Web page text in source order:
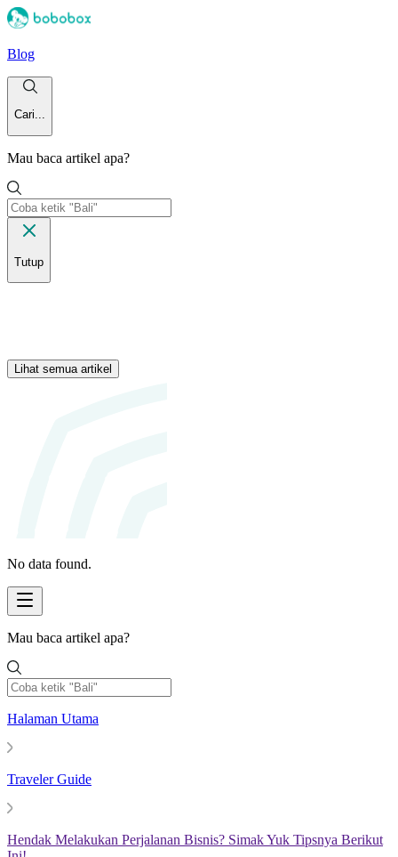
Blog
Cari...
Mau baca artikel apa?
Tutup
Lihat semua artikel
No data found.
Mau baca artikel apa?
Halaman Utama
Traveler Guide
Hendak Melakukan Perjalanan Bisnis? Simak Yuk Tipsnya Berikut